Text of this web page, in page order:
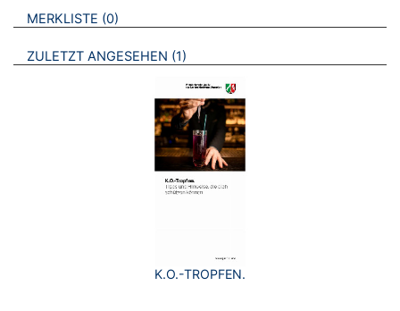
VERWEISE AUF VERMERKTE- ODER ZULETZT ANGESEHENE
MERKLISTE 0 BROSCHÜREN
ZULETZT ANGESEHEN 1 BROSCHÜREN
K.O.-TROPFEN.